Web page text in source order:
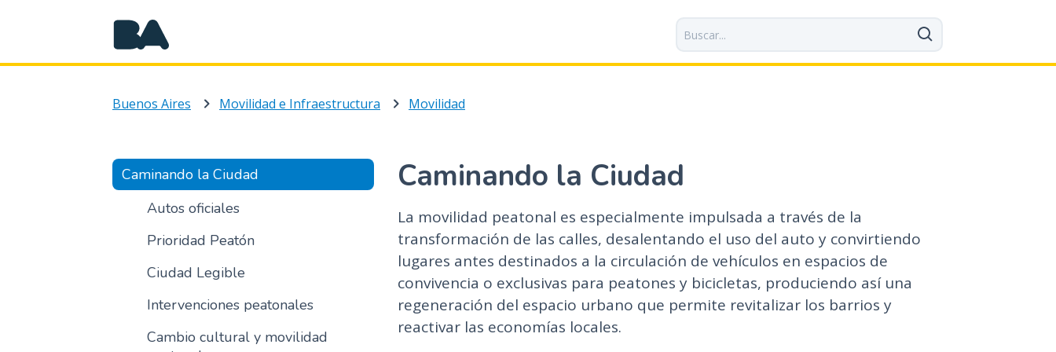
a
o
n
e
n
i
o
p
r
Buenos Aires Movilidad e Infraestructura Movilidad
Caminando la Ciudad
Autos oficiales
Prioridad Peatón
Ciudad Legible
Intervenciones peatonales
Cambio cultural y movilidad
Caminando la Ciudad
La movilidad peatonal es especialmente impulsada a través de la
transformación de las calles, desalentando el uso del auto y convirtiendo
lugares antes destinados a la circulación de vehículos en espacios de
convivencia o exclusivas para peatones y bicicletas, produciendo así una
regeneración del espacio urbano que permite revitalizar los barrios y
reactivar las economías locales.